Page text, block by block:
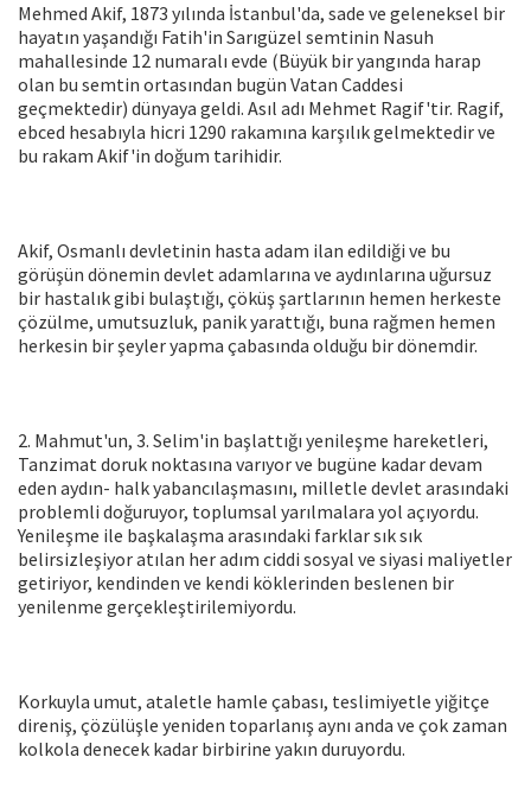
Mehmed Akif, 1873 yılında İstanbul'da, sade ve geleneksel bir
hayatın yaşandığı Fatih'in Sarıgüzel semtinin Nasuh
mahallesinde 12 numaralı evde (Büyük bir yangında harap
olan bu semtin ortasından bugün Vatan Caddesi
geçmektedir) dünyaya geldi. Asıl adı Mehmet Ragif'tir. Ragif,
ebced hesabıyla hicri 1290 rakamına karşılık gelmektedir ve
bu rakam Akif'in doğum tarihidir.
Akif, Osmanlı devletinin hasta adam ilan edildiği ve bu
görüşün dönemin devlet adamlarına ve aydınlarına uğursuz
bir hastalık gibi bulaştığı, çöküş şartlarının hemen herkeste
çözülme, umutsuzluk, panik yarattığı, buna rağmen hemen
herkesin bir şeyler yapma çabasında olduğu bir dönemdir.
2. Mahmut'un, 3. Selim'in başlattığı yenileşme hareketleri,
Tanzimat doruk noktasına varıyor ve bugüne kadar devam
eden aydın- halk yabancılaşmasını, milletle devlet arasındaki
problemli doğuruyor, toplumsal yarılmalara yol açıyordu.
Yenileşme ile başkalaşma arasındaki farklar sık sık
belirsizleşiyor atılan her adım ciddi sosyal ve siyasi maliyetler
getiriyor, kendinden ve kendi köklerinden beslenen bir
yenilenme gerçekleştirilemiyordu.
Korkuyla umut, ataletle hamle çabası, teslimiyetle yiğitçe
direniş, çözülüşle yeniden toparlanış aynı anda ve çok zaman
kolkola denecek kadar birbirine yakın duruyordu.